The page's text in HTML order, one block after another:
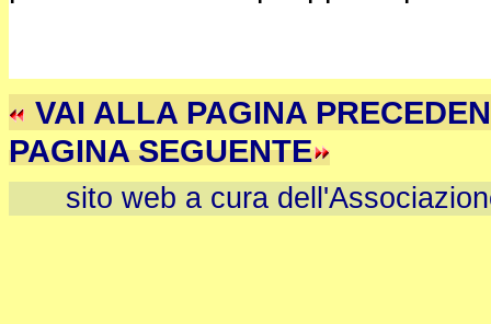
VAI ALLA PAGINA
PAGINA SEGUENTE
sito web a cura